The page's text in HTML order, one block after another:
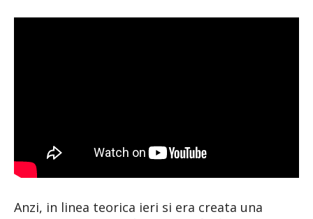
Anzi, in linea teorica ieri si era creata una